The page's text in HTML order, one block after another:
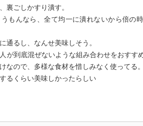
裏ごしかすり潰す。
もんなら、全て均一に潰れないから倍の
通るし、なんせ美味しそう。
が到底混ぜないような組み合わせをおすす
なので、多様な食材を惜しみなく使ってる。
るくらい美味しかったらしい